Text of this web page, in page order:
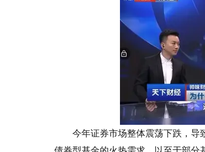
今年证券市场整体震荡下跌，导